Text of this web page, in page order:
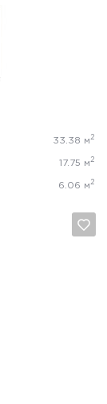
33.38 м 2
17.75 м 2
6.06 м 2